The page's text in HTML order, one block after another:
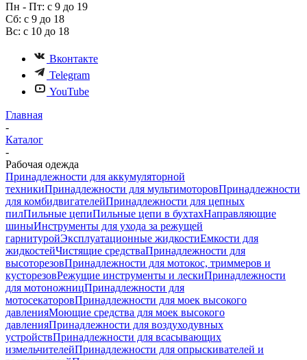
Пн - Пт: с 9 до 19
Сб: с 9 до 18
Вс: с 10 до 18
Вконтакте
Telegram
YouTube
Главная
-
Каталог
-
Рабочая одежда
Принадлежности для аккумуляторной
техникиПринадлежности для мультимоторовПринадлежности
для комбидвигателейПринадлежности для цепных
пилПильные цепиПильные цепи в бухтахНаправляющие
шиныИнструменты для ухода за режущей
гарнитуройЭксплуатационные жидкостиЕмкости для
жидкостейЧистящие средстваПринадлежности для
высоторезовПринадлежности для мотокос, триммеров и
кусторезовРежущие инструменты и лескиПринадлежности
для мотоножницПринадлежности для
мотосекаторовПринадлежности для моек высокого
давленияМоющие средства для моек высокого
давленияПринадлежности для воздуходувных
устройствПринадлежности для всасывающих
измельчителейПринадлежности для опрыскивателей и